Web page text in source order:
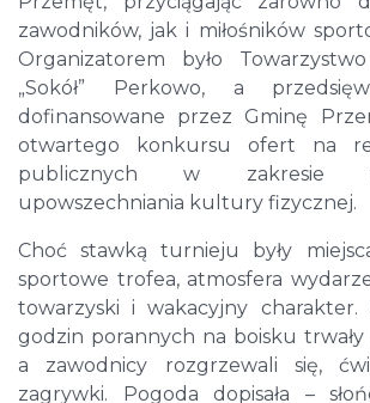
zawodników, jak i miłośników
Organizatorem było
„Sokół” Perkowo, a
dofinansowane przez Gminę
otwartego konkursu ofert na
publicznych w zakresie
upowszechniania kultury fizycznej.
Choć stawką turnieju były
sportowe trofea, atmosfera
towarzyski i wakacyjny charakter.
godzin porannych na boisku
a zawodnicy rozgrzewali się,
zagrywki. Pogoda dopisała –